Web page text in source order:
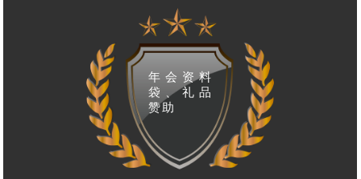
年会资料
袋、礼品
赞助